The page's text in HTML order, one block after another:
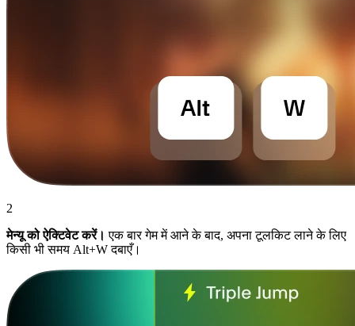
2
मेन्यू को ऐक्टिवेट करें। एक बार गेम में आने के बाद, अपना टूलकिट लाने के लिए
किसी भी समय Alt+W दबाएँ।